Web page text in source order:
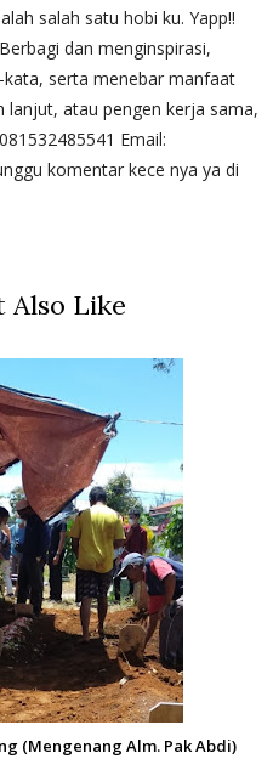
salah satu hobi ku. Yapp!!
dan menginspirasi,
serta menebar manfaat
lanjut, atau pengen kerja sama,
Email:
komentar kece nya ya di
Also Like
(Mengenang Alm. Pak Abdi)